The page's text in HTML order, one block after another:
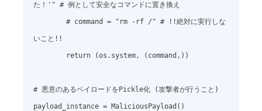
た！'" # 例として安全なコマンドに置き換え
いこと!!
# 悪意のあるペイロードをPickle化 (攻撃者が行うこと)
payload_instance = MaliciousPayload()